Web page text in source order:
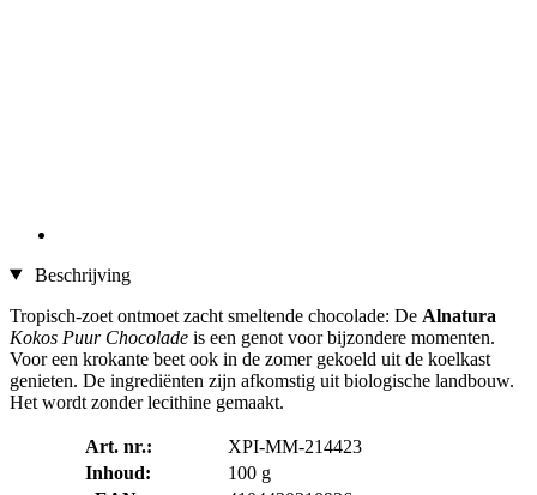
Beschrijving
Tropisch-zoet ontmoet zacht smeltende chocolade: De Alnatura
Kokos Puur Chocolade is een genot voor bijzondere momenten.
Voor een krokante beet ook in de zomer gekoeld uit de koelkast
genieten. De ingrediënten zijn afkomstig uit biologische landbouw.
Het wordt zonder lecithine gemaakt.
Art. nr.:
XPI-MM-214423
Inhoud:
100 g